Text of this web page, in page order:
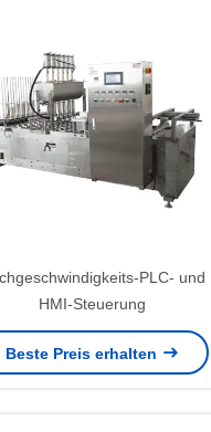
PLC- und
HMI-Steuerung
Beste Preis erhalten